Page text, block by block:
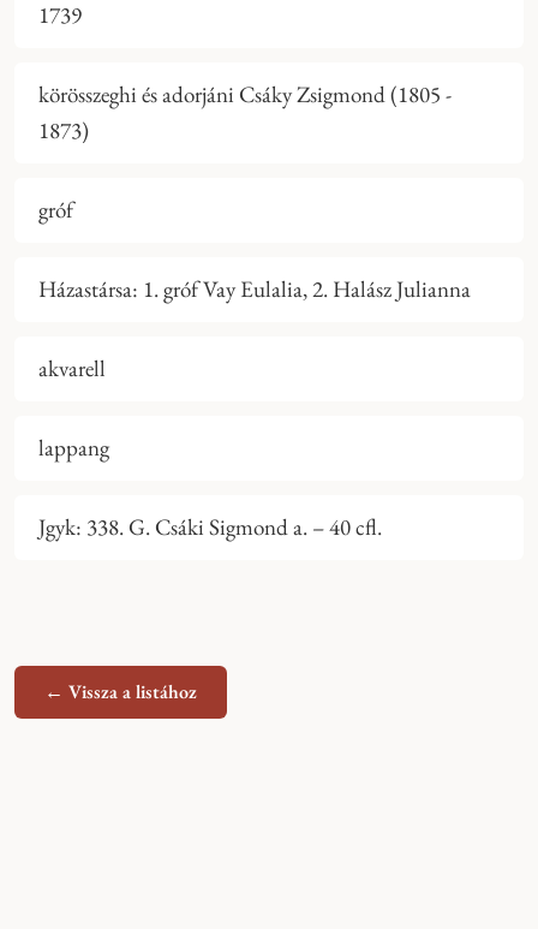
1739
körösszeghi és adorjáni Csáky Zsigmond (1805 -
1873)
gróf
Házastársa: 1. gróf Vay Eulalia, 2. Halász Julianna
akvarell
lappang
Jgyk: 338. G. Csáki Sigmond a. – 40 cfl.
← Vissza a listához